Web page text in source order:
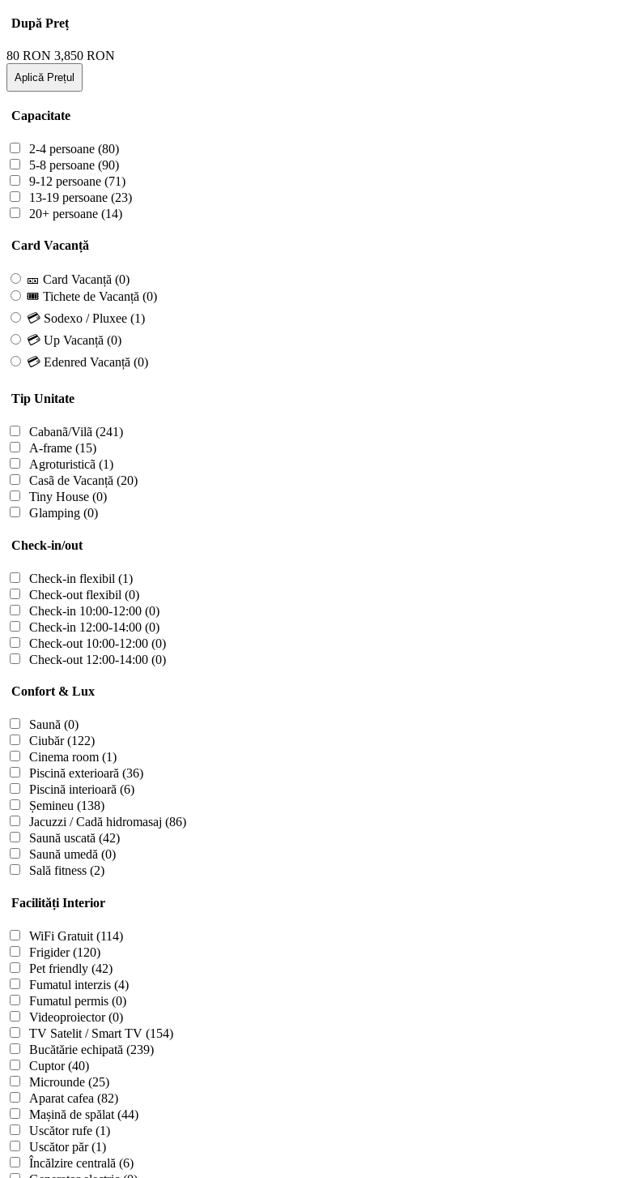
După Preț
80 RON 3,850 RON
Aplică Prețul
Capacitate
2-4 persoane (80)
5-8 persoane (90)
9-12 persoane (71)
13-19 persoane (23)
20+ persoane (14)
Card Vacanță
🎫 Card Vacanță (0)
🎟 Tichete de Vacanță (0)
💳 Sodexo / Pluxee (1)
💳 Up Vacanță (0)
💳 Edenred Vacanță (0)
Tip Unitate
Cabanã/Vilã (241)
A-frame (15)
Agroturisticã (1)
Casã de Vacanță (20)
Tiny House (0)
Glamping (0)
Check-in/out
Check-in flexibil (1)
Check-out flexibil (0)
Check-in 10:00-12:00 (0)
Check-in 12:00-14:00 (0)
Check-out 10:00-12:00 (0)
Check-out 12:00-14:00 (0)
Confort & Lux
Saună (0)
Ciubăr(122)
Cinema room (1)
Piscină exterioară (36)
Piscină interioară (6)
Șemineu (138)
Jacuzzi / Cadă hidromasaj (86)
Saună uscată (42)
Saună umedă (0)
Sală fitness (2)
Facilități Interior
WiFi Gratuit (114)
Frigider(120)
Pet friendly (42)
Fumatul interzis (4)
Fumatul permis (0)
Videoproiector(0)
TV Satelit / Smart TV (154)
Bucătărie echipată (239)
Cuptor(40)
Microunde (25)
Aparat cafea (82)
Mașină de spălat (44)
Uscător rufe (1)
Uscător păr(1)
Încălzire centrală (6)